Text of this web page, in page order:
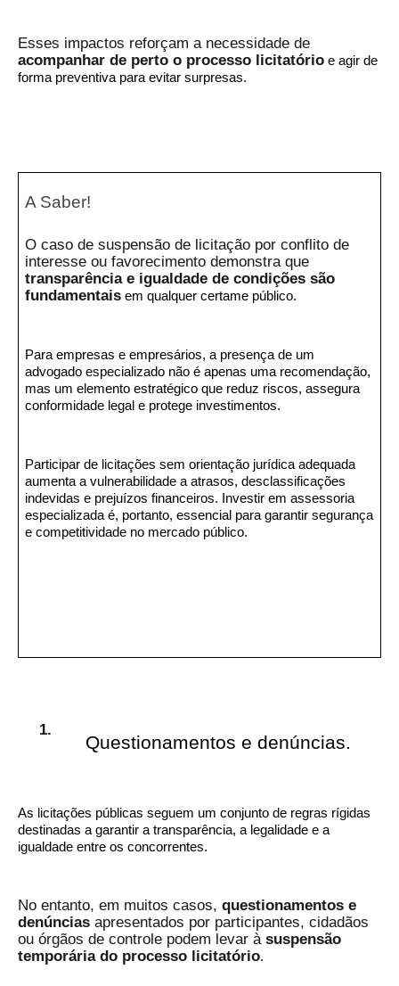
Esses impactos reforçam a necessidade de
acompanhar de perto o processo licitatório e agir de
forma preventiva para evitar surpresas.
A Saber!
O caso de suspensão de licitação por conflito de
interesse ou favorecimento demonstra que
transparência e igualdade de condições são
fundamentaisem qualquer certame público.
Para empresas e empresários, a presença de um
advogado especializado não é apenas uma recomendação,
mas um elemento estratégico que reduz riscos, assegura
conformidade legal e protege investimentos.
Participar de licitações sem orientação jurídica adequada
aumenta a vulnerabilidade a atrasos, desclassificações
indevidas e prejuízos financeiros. Investir em assessoria
especializada é, portanto, essencial para garantir segurança
e competitividade no mercado público.
Questionamentos e denúncias.
As licitações públicas seguem um conjunto de regras rígidas
destinadas a garantir a transparência, a legalidade e a
igualdade entre os concorrentes.
No entanto, em muitos casos, questionamentos e
denúncias apresentados por participantes, cidadãos
ou órgãos de controle podem levar à suspensão
temporária do processo licitatório.